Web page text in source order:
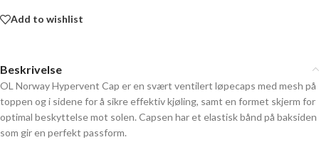
Add to wishlist
Beskrivelse
OL Norway Hypervent Cap er en svært ventilert løpecaps med mesh på
toppen og i sidene for å sikre effektiv kjøling, samt en formet skjerm for
optimal beskyttelse mot solen. Capsen har et elastisk bånd på baksiden
som gir en perfekt passform.